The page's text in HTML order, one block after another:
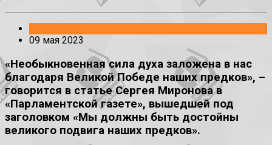
09 мая 2023
«Необыкновенная сила духа заложена в нас
благодаря Великой Победе наших предков», –
говорится в статье Сергея Миронова в
«Парламентской газете», вышедшей под
заголовком «Мы должны быть достойны
великого подвига наших предков».